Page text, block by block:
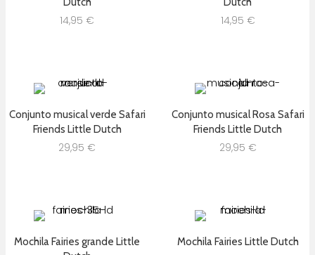
14,95 € 14,95 €
Conjunto musical verde Safari
Friends Little Dutch
29,95 €
Conjunto musical Rosa Safari
Friends Little Dutch
29,95 €
Mochila Fairies grande Little
Mochila Fairies Little Dutch